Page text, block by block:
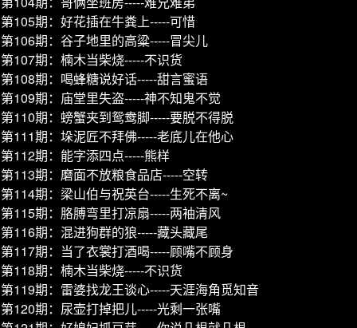
第105期：好花插在牛粪上-----可惜
第106期：谷子地里的高粱-----冒尖儿
第107期：楠木当柴烧-----不识货
第108期：喝蜂糖说好话-----甜言蜜语
第109期：庙堂里失盗-----神不知鬼不觉
第110期：螃蟹夹到鸳鸯脚-----要脱不得脱
第111期：垛泥匠不拜佛-----老底儿在他心
第112期：能字添四点-----熊样
第113期：磨面不放粮食品店-----空转
第114期：梁山伯与祝英台-----生死不离~
第115期：胳膊弯里打凉扇-----两袖清风
第116期：混进狗群的狼-----藏头藏尾
第117期：当了衣裳打酒喝-----顾嘴不顾身
第118期：楠木当柴烧-----不识货
第119期：雷婆找龙王谈心-----天涯海角觅知音
第120期：尿壶打掉把儿-----光剩一张嘴